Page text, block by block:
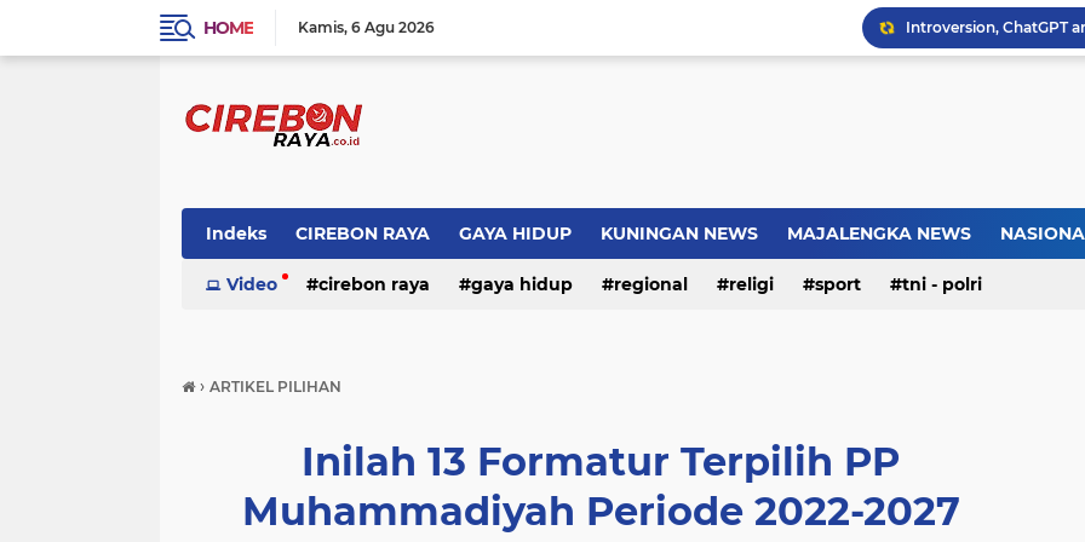
HOME Kamis 6 Agu 2026 Introversion, ChatGPT
Pemkot Jakarta Timur
Indeks CIREBON RAYA GAYA HIDUP KUNINGAN NEWS MAJALENGKA NEWS
Video cirebon raya gaya hidup regional religi sport tni - polri
› ARTIKEL PILIHAN
Inilah 13 Formatur Terpilih PP
Muhammadiyah Periode 2022-2027